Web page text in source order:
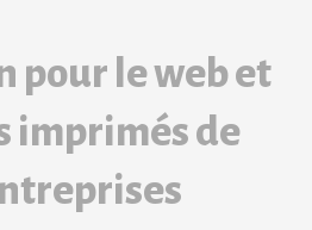
pour le web et
imprimés de